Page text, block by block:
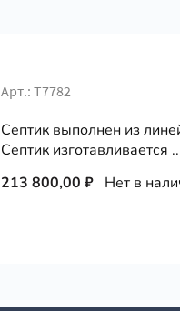
Арт.: Т7782
Септик выполнен из
Септик изготавливается
213 800,00 ₽ Нет в